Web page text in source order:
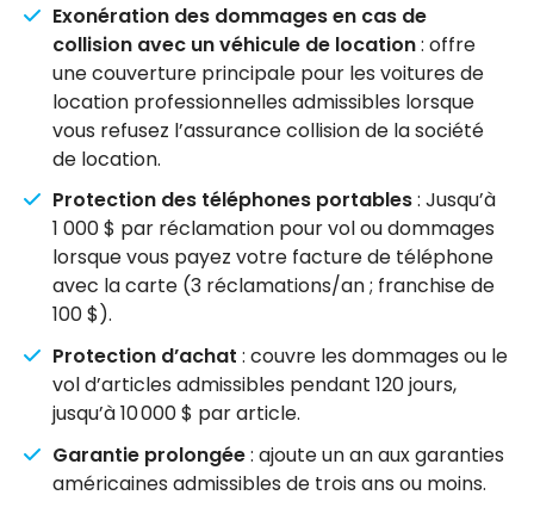
Exonération des dommages en cas de
collision avec un véhicule de location: offre
une couverture principale pour les voitures de
location professionnelles admissibles lorsque
vous refusez l’assurance collision de la société
de location.
Protection des téléphones portables: Jusqu’à
1 000 $ par réclamation pour vol ou dommages
lorsque vous payez votre facture de téléphone
avec la carte (3 réclamations/an ; franchise de
100 $).
Protection d’achat : couvre les dommages ou le
vol d’articles admissibles pendant 120 jours,
jusqu’à 10 000 $ par article.
Garantie prolongée: ajoute un an aux garanties
américaines admissibles de trois ans ou moins.